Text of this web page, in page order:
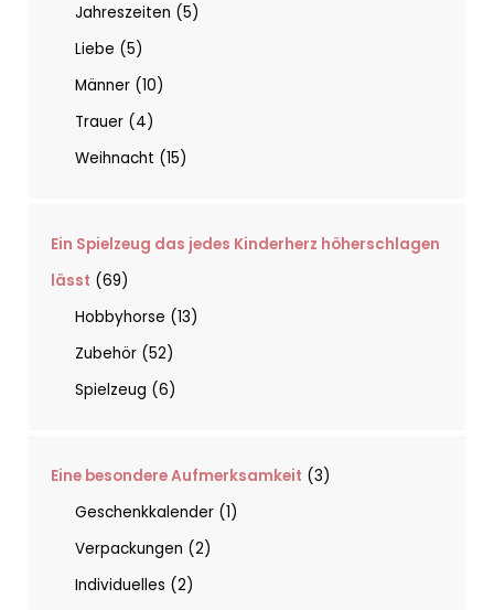
Jahreszeiten
5
Liebe
5
Männer 10
Trauer
4
Weihnacht
15
Ein Spielzeug das jedes Kinderherz höherschlagen
lässt
69
Hobbyhorse
13
Zubehör 52
Spielzeug
6
Eine besondere Aufmerksamkeit
3
Geschenkkalender 1
Verpackungen
2
Individuelles
2